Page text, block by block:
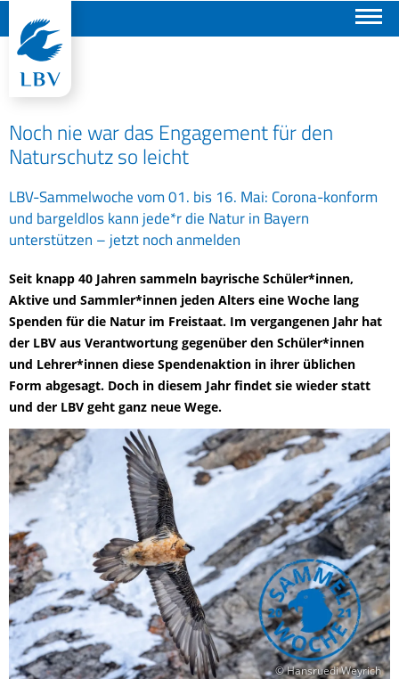
Noch nie war das Engagement für den
Naturschutz so leicht
LBV-Sammelwoche vom 01. bis 16. Mai: Corona-konform
und bargeldlos kann jede*r die Natur in Bayern
unterstützen – jetzt noch anmelden
Seit knapp 40 Jahren sammeln bayrische Schüler*innen,
Aktive und Sammler*innen jeden Alters eine Woche lang
Spenden für die Natur im Freistaat. Im vergangenen Jahr hat
der LBV aus Verantwortung gegenüber den Schüler*innen
und Lehrer*innen diese Spendenaktion in ihrer üblichen
Form abgesagt. Doch in diesem Jahr findet sie wieder statt
und der LBV geht ganz neue Wege.
© Hansruedi Weyrich